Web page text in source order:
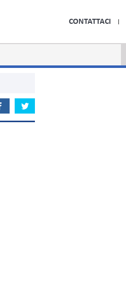
CONTATTACI